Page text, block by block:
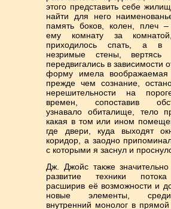
этого представить себе
найти для него
память боков, колен, плеч –
ему комнату за
приходилось спать, а в
незримые стены, вертясь
передвигались в зависимости
форму имела
прежде чем сознание,
нерешительности на
времен, сопоставив
узнавало обиталище, тело
какая в том или ином
где двери, куда выходят
коридор, а заодно
с которыми я заснул и
Дж. Джойс также
развитие техники потока
расширив её возможности и
новые элементы,
внутренний монолог в